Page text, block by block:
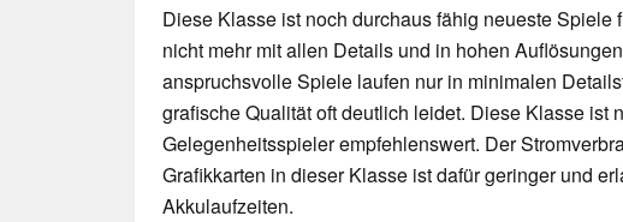
Diese Klasse ist noch durchaus fähig neueste Spiele
nicht mehr mit allen Details und in hohen
anspruchsvolle Spiele laufen nur in minimalen
grafische Qualität oft deutlich leidet. Diese Klasse ist
Gelegenheitsspieler empfehlenswert. Der
Grafikkarten in dieser Klasse ist dafür geringer und
Akkulaufzeiten.